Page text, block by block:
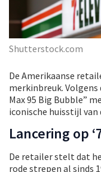
Shutterstock.com
De Amerikaanse
merkinbreuk.
Max 95 Big Bubble”
iconische huisstijl van
Lancering op
De retailer stelt dat
rode strepen al sinds